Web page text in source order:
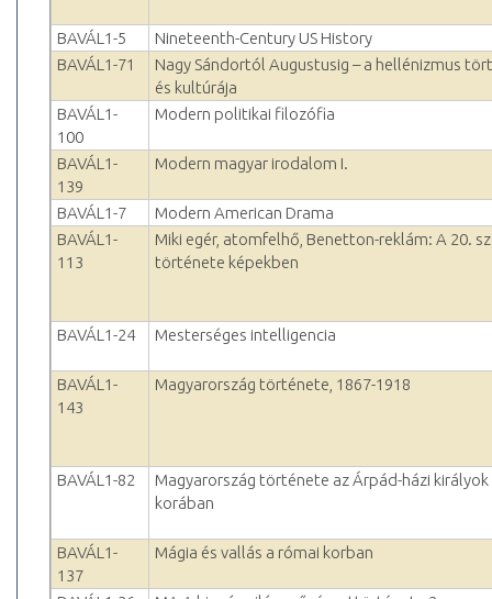
BAVÁL1-5
Nineteenth-Century US History
BAVÁL1-71
Nagy Sándortól Augustusig – a hellénizmus
és kultúrája
BAVÁL1-
100
Modern politikai filozófia
BAVÁL1-
139
Modern magyar irodalom I.
BAVÁL1-7
Modern American Drama
BAVÁL1-
113
Miki egér, atomfelhő, Benetton-reklám: A 20.
története képekben
BAVÁL1-24 Mesterséges intelligencia
BAVÁL1-
143
Magyarország története, 1867-1918
BAVÁL1-82
Magyarország története az Árpád-házi királyok
korában
BAVÁL1-
137
Mágia és vallás a római korban